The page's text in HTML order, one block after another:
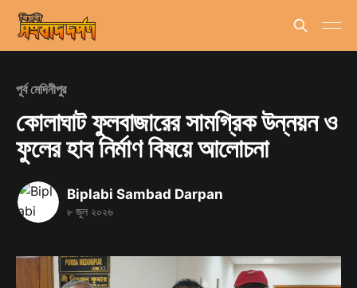
পূর্ব মেদিনীপুর
কোলাঘাট ফুলবাজারের সামগ্রিক উন্নয়ন ও
ফুলের হাব নির্মাণ বিষয়ে আলোচনা
Biplabi Sambad Darpan
৮ জুল ২০২৬